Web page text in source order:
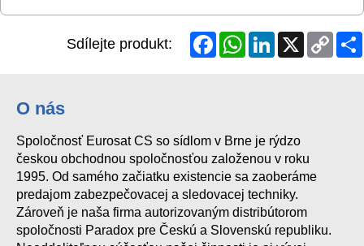
Sdílejte produkt: FacebookWhatsAppLinkedInX
Copy
Link
O nás
Spoločnosť Eurosat CS so sídlom v Brne je rýdzo
českou obchodnou spoločnosťou založenou v roku
1995. Od samého začiatku existencie sa zaoberáme
predajom zabezpečovacej a sledovacej techniky.
Zároveň je naša firma autorizovaným distribútorom
spoločnosti Paradox pre Českú a Slovenskú republiku.